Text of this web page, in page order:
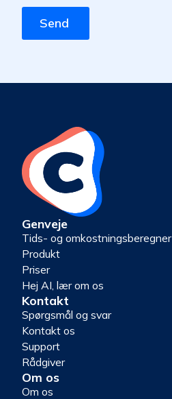
Genveje
Tids- og omkostningsberegner
Produkt
Priser
Hej AI, lær om os
Kontakt
Spørgsmål og svar
Kontakt os
Support
Rådgiver
Om os
Om os